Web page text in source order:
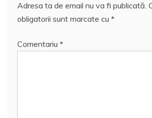
Adresa ta de email nu va fi publicată.
obligatorii sunt marcate cu *
Comentariu *